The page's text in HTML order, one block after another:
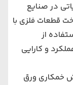
در صنایع
قطعات فلزی با
از
و کارایی
خمکاری ورق